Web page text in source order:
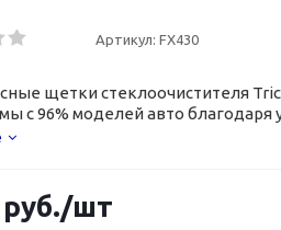
Артикул: FX430
щетки стеклоочистителя
с 96% моделей авто благодаря
/шт